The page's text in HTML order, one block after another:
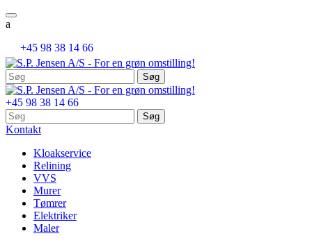
a
+45 98 38 14 66
Søg
efter:
+45 98 38 14 66
Søg
efter:
Kontakt
Kloakservice
Relining
VVS
Murer
Tømrer
Elektriker
Maler